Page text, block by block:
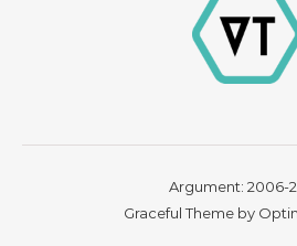
Argument: 2006-
Graceful Theme by